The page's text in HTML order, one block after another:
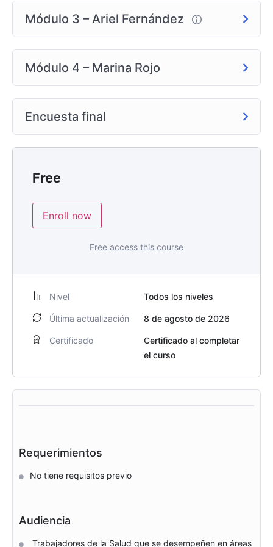
Módulo 3 – Ariel Fernández
Módulo 4 – Marina Rojo
Encuesta final
Free
Enroll now
Free access this course
Nivel Todos los niveles
Última actualización 8 de agosto de 2026
Certificado
Certificado al completar
el curso
Requerimientos
No tiene requisitos previo
Audiencia
Trabajadores de la Salud que se desempeñen en áreas